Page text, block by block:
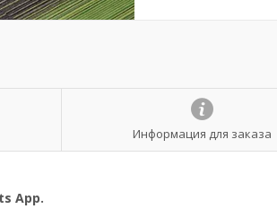
Информация для заказа
App.